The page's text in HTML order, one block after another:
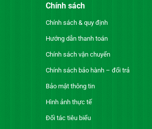
Chính sách
Chính sách & quy định
Hướng dẫn thanh toán
Chính sách vận chuyển
Chính sách bảo hành – đổi trả
Bảo mật thông tin
Hình ảnh thực tế
Đối tác tiêu biểu